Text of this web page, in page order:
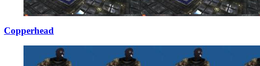
Copperhead